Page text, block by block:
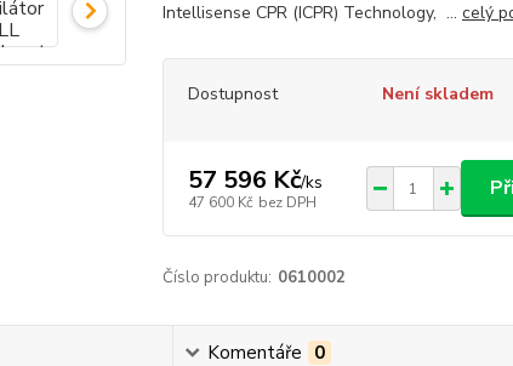
Intellisense CPR (ICPR) Technology, ... celý
Dostupnost Není skladem
57 596 Kč/ks
47 600 Kč bez DPH
Číslo produktu: 0610002
Komentáře 0